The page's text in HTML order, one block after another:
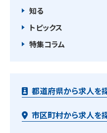
知る
トピックス
特集コラム
都道府県から求人を
市区町村から求人を